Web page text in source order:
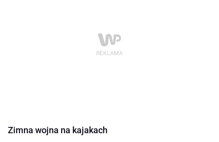
Zimna wojna na kajakach